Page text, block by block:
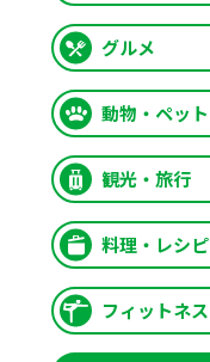
グルメ
動物・ペット
観光・旅行
料理・レシピ
フィットネス